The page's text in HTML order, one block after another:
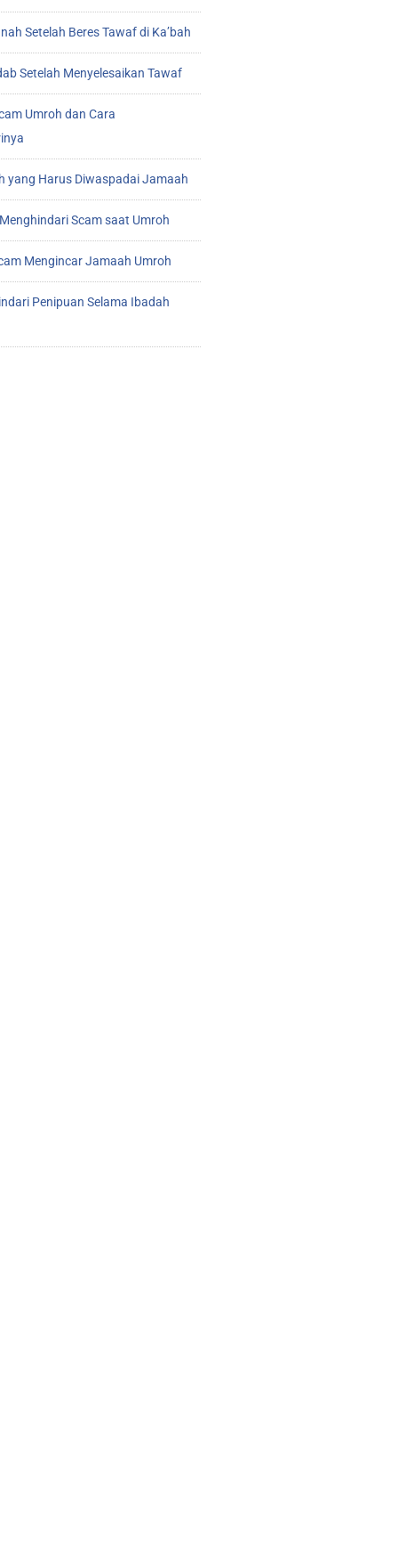
Setelah Beres Tawaf di Ka’bah
Setelah Menyelesaikan Tawaf
Umroh dan Cara
yang Harus Diwaspadai Jamaah
Scam saat Umroh
Mengincar Jamaah Umroh
Penipuan Selama Ibadah